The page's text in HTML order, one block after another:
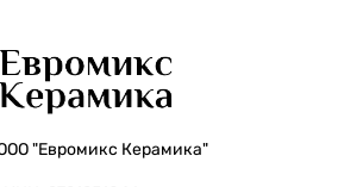
"Евромикс Керамика"